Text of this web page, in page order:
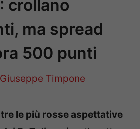
crollano
ma spread
500 punti
Giuseppe Timpone
le più rosse aspettative